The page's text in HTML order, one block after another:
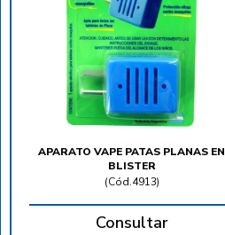
APARATO VAPE PATAS PLANAS EN
BLISTER
(Cód.4913)
Consultar